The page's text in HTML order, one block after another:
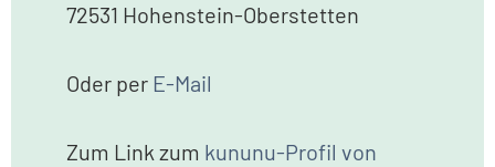
72531 Hohenstein-Oberstetten
Oder per E-Mail
Zum Link zum kununu-Profil von